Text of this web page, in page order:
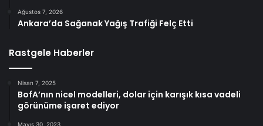
Ağustos 7, 2026
Ankara’da Sağanak Yağış Trafiği Felç Etti
Rastgele Haberler
Nisan 7, 2025
BofA’nın nicel modelleri, dolar için karışık kısa vadeli
görünüme işaret ediyor
Mayıs 30, 2023